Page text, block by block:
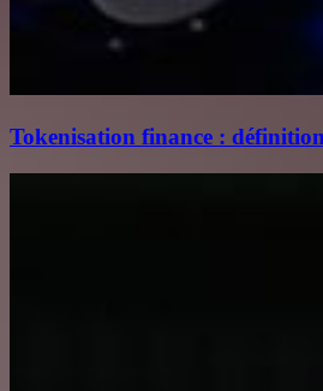
Tokenisation finance :